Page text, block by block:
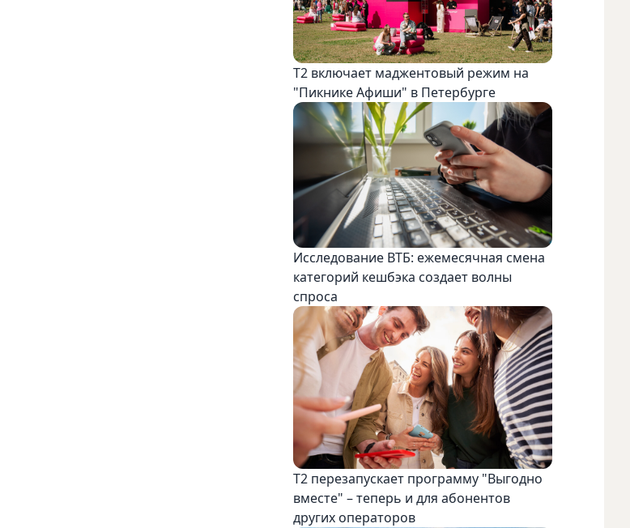
Т2 включает маджентовый режим на
"Пикнике Афиши" в Петербурге
Исследование ВТБ: ежемесячная смена
категорий кешбэка создает волны
спроса
Т2 перезапускает программу "Выгодно
вместе" – теперь и для абонентов
других операторов